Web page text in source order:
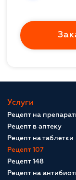
Услуги
Рецепт на
Рецепт в аптеку
Рецепт на таблетки
Рецепт 107
Рецепт 148
Рецепт на